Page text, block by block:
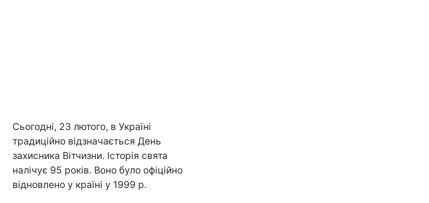
Сьогодні, 23 лютого, в Україні
традиційно відзначається День
захисника Вітчизни. Історія свята
налічує 95 років. Воно було офіційно
відновлено у країні у 1999 р.